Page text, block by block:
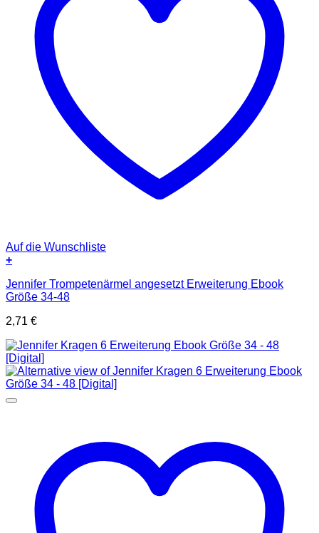
Auf die Wunschliste
+
Jennifer Trompetenärmel angesetzt Erweiterung Ebook
Größe 34-48
2,71 €